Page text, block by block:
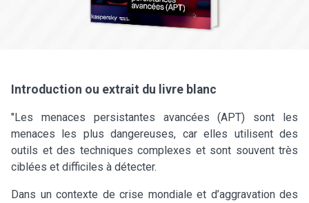
Introduction ou extrait du livre blanc
"Les menaces persistantes avancées (APT) sont les
menaces les plus dangereuses, car elles utilisent des
outils et des techniques complexes et sont souvent très
ciblées et difficiles à détecter.
Dans un contexte de crise mondiale et d’aggravation des